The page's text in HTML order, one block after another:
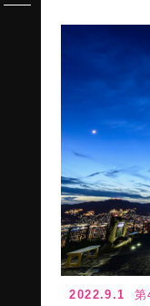
2022.9.1
第